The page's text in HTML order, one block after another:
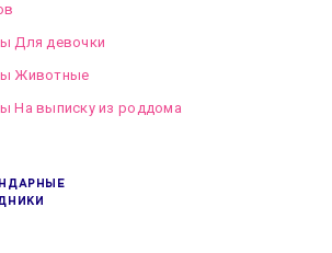
Для девочки
Животные
На выписку из роддома